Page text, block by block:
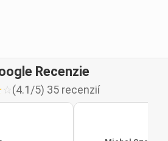
Recenzie
☆(4.1/5) 35 recenzií